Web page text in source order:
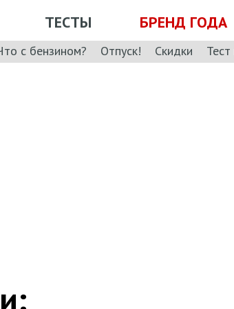
ТЕСТЫ БРЕНД ГОДА
с бензином? Отпуск! Скидки